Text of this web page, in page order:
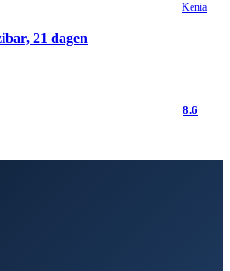
Kenia
21 dagen
8.6